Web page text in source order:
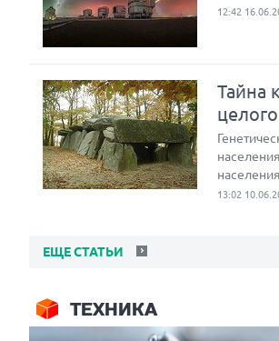
12:42
Тайна
13:02
ЕЩЕ СТАТЬИ
ТЕХНИКА